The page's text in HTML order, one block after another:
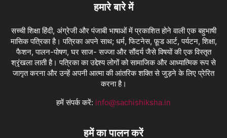
हमारे बारे में
सच्ची शिक्षा हिंदी, अंग्रेजी और पंजाबी भाषाओं में प्रकाशित होने वाली एक बहुभाषी
मासिक पत्रिका है। पत्रिका अपने साथ; धर्म, फिटनेस, फ़ूड आर्ट, पर्यटन, शिक्षा,
फैशन, पालन-पोषण, घर साज- सज्जा और सौंदर्य जैसे विषयों की एक विस्तृत
श्रृंखला लाती है। पत्रिका का उद्देश्य लोगों को सामाजिक और आध्यात्मिक रूप से
जागृत करना और उन्हें अपनी आत्मा की आंतरिक शक्ति से जुड़ने के लिए प्रेरित
करना है।
हमें संपर्क करें: info@sachishiksha.in
हमें का पालन करें